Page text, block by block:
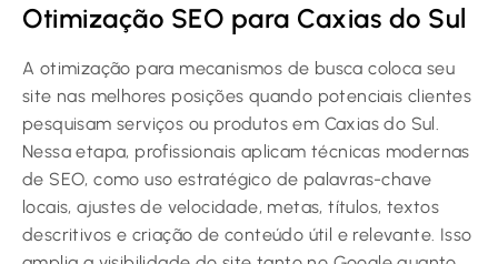
Otimização SEO para Caxias do Sul
A otimização para mecanismos de busca coloca seu
site nas melhores posições quando potenciais clientes
pesquisam serviços ou produtos em Caxias do Sul.
Nessa etapa, profissionais aplicam técnicas modernas
de SEO, como uso estratégico de palavras-chave
locais, ajustes de velocidade, metas, títulos, textos
descritivos e criação de conteúdo útil e relevante. Isso